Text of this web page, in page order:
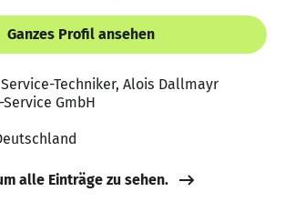
Ganzes Profil ansehen
Techniker, Alois Dallmayr
GmbH
alle Einträge zu sehen.